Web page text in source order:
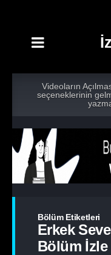
Videoların
seçeneklerinin
Bölüm Etiketleri
Erkek
Bölüm İzle